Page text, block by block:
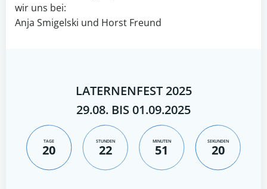
wir uns bei:
Anja Smigelski und Horst Freund
LATERNENFEST 2025
29.08. BIS 01.09.2025
TAGE
20
STUNDEN
22
MINUTEN
51
SEKUNDEN
20